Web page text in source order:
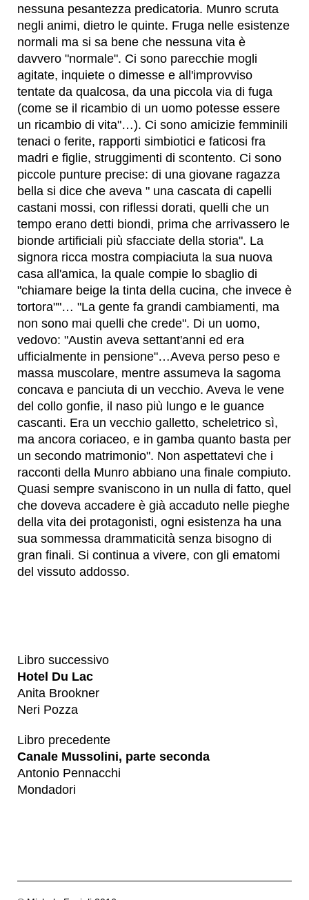
nessuna pesantezza predicatoria. Munro scruta
negli animi, dietro le quinte. Fruga nelle esistenze
normali ma si sa bene che nessuna vita è
davvero "normale". Ci sono parecchie mogli
agitate, inquiete o dimesse e all'improvviso
tentate da qualcosa, da una piccola via di fuga
(come se il ricambio di un uomo potesse essere
un ricambio di vita"…). Ci sono amicizie femminili
tenaci o ferite, rapporti simbiotici e faticosi fra
madri e figlie, struggimenti di scontento. Ci sono
piccole punture precise: di una giovane ragazza
bella si dice che aveva " una cascata di capelli
castani mossi, con riflessi dorati, quelli che un
tempo erano detti biondi, prima che arrivassero le
bionde artificiali più sfacciate della storia". La
signora ricca mostra compiaciuta la sua nuova
casa all'amica, la quale compie lo sbaglio di
"chiamare beige la tinta della cucina, che invece è
tortora""… "La gente fa grandi cambiamenti, ma
non sono mai quelli che crede". Di un uomo,
vedovo: "Austin aveva settant'anni ed era
ufficialmente in pensione"…Aveva perso peso e
massa muscolare, mentre assumeva la sagoma
concava e panciuta di un vecchio. Aveva le vene
del collo gonfie, il naso più lungo e le guance
cascanti. Era un vecchio galletto, scheletrico sì,
ma ancora coriaceo, e in gamba quanto basta per
un secondo matrimonio". Non aspettatevi che i
racconti della Munro abbiano una finale compiuto.
Quasi sempre svaniscono in un nulla di fatto, quel
che doveva accadere è già accaduto nelle pieghe
della vita dei protagonisti, ogni esistenza ha una
sua sommessa drammaticità senza bisogno di
gran finali. Si continua a vivere, con gli ematomi
del vissuto addosso.
Libro successivo
Hotel Du Lac
Anita Brookner
Neri Pozza
Libro precedente
Canale Mussolini, parte seconda
Antonio Pennacchi
Mondadori